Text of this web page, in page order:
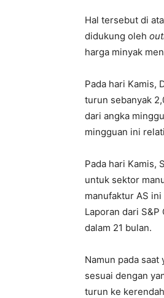
Hal tersebut di
didukung oleh
harga minyak
Pada hari Kamis,
turun sebanyak
dari angka
mingguan ini
Pada hari Kamis,
untuk sektor
manufaktur AS
Laporan dari
dalam 21 bulan.
Namun pada
sesuai dengan
turun ke